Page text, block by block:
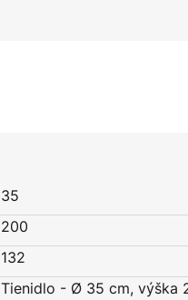
35
200
132
Tienidlo - Ø 35 cm, výška